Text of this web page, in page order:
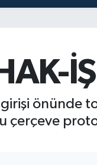
önünde
çerçeve